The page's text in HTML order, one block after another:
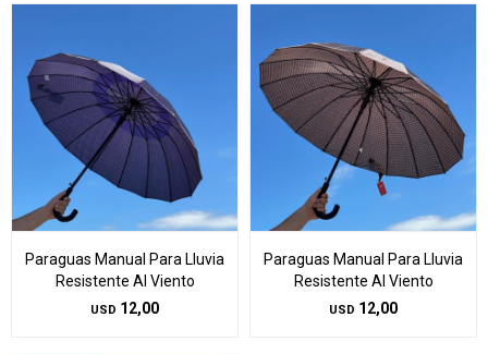
Paraguas Manual Para Lluvia
Resistente Al Viento
USD 12,00
Paraguas Manual Para Lluvia
Resistente Al Viento
USD 12,00